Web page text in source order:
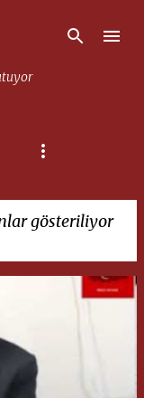
gösteriliyor